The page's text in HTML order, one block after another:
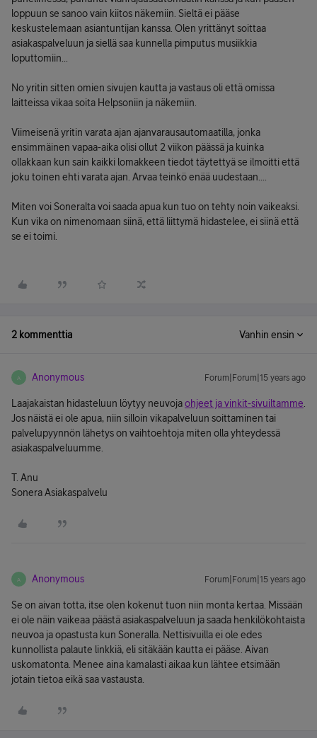
loppuun se sanoo vain kiitos näkemiin. Sieltä ei pääse
keskustelemaan asiantuntijan kanssa. Olen yrittänyt soittaa
asiakaspalveluun ja siellä saa kunnella pimputus musiikkia
loputtomiin...
No yritin sitten omien sivujen kautta ja vastaus oli että omissa
laitteissa vikaa soita Helpsoniin ja näkemiin.
Viimeisenä yritin varata ajan ajanvarausautomaatilla, jonka
ensimmäinen vapaa-aika olisi ollut 2 viikon päässä ja kuinka
ollakkaan kun sain kaikki lomakkeen tiedot täytettyä se ilmoitti että
joku toinen ehti varata ajan. Arvaa teinkö enää uudestaan....
Miten voi Soneralta voi saada apua kun tuo on tehty noin vaikeaksi.
Kun vika on nimenomaan siinä, että liittymä hidastelee, ei siinä että
se ei toimi.
2 kommenttia Vanhin ensin
A Anonymous Forum|Forum|15 years ago
Laajakaistan hidasteluun löytyy neuvojaohjeet ja vinkit-sivuiltamme
Jos näistä ei ole apua, niin silloin vikapalveluun soittaminen tai
palvelupyynnön lähetys on vaihtoehtoja miten olla yhteydessä
asiakaspalveluumme.
T. Anu
Sonera Asiakaspalvelu
A Anonymous Forum|Forum|15 years ago
Se on aivan totta, itse olen kokenut tuon niin monta kertaa. Missään
ei ole näin vaikeaa päästä asiakaspalveluun ja saada henkilökohtaista
neuvoa ja opastusta kun Soneralla. Nettisivuilla ei ole edes
kunnollista palaute linkkiä, eli sitäkään kautta ei pääse. Aivan
uskomatonta. Menee aina kamalasti aikaa kun lähtee etsimään
jotain tietoa eikä saa vastausta.